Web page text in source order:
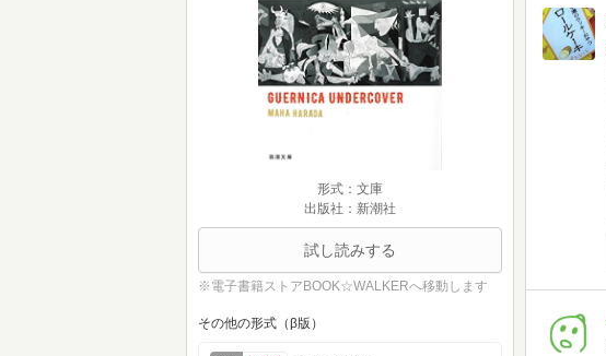
形式：文庫
出版社：新潮社
試し読みする
※電子書籍ストアBOOK☆WALKERへ移動します
その他の形式（β版）